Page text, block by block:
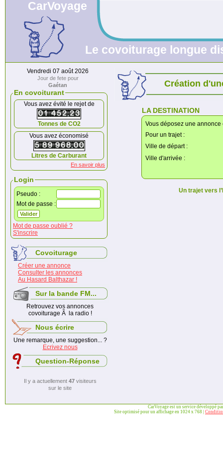
CarVoyage
Le covoiturage longue
Vendredi 07 août 2026
Jour de fete pour
Gaétan
En covoiturant
Vous avez évité le rejet de
Tonnes de CO2
Vous avez économisé
Litres de Carburant
En savoir plus
Login
Pseudo :
Mot de passe :
Mot de passe oublié ?
S'inscrire
Covoiturage
Créer une annonce
Consulter les annonces
Au Hasard Balthazar !
Sur la bande FM...
Retrouvez vos annonces
covoiturage Ã la radio !
Nous écrire
Une remarque, une suggestion... ?
Ecrivez nous
Question-Réponse
Il y a actuellement 47visiteurs
sur le site
Création
LA DESTINATION
Vous déposez une annonce
Pour un trajet :
Ville de départ :
Ville d'arrivée :
Un trajet vers
CarVoyage est un service développé
Site optimisé pour un affichage en 1024 x 768 |